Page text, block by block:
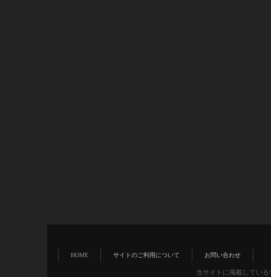
HOME サイトのご利用について お問い合わせ
当サイトに掲載してい